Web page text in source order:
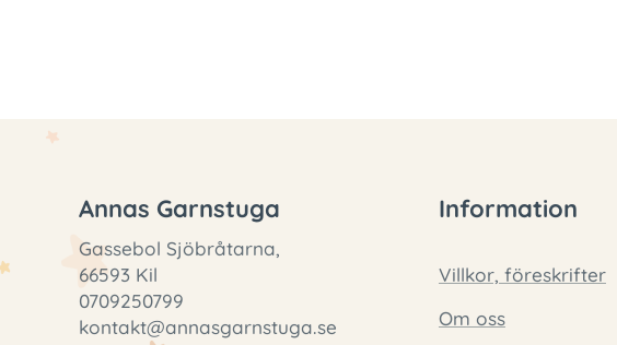
Annas Garnstuga
Gassebol Sjöbråtarna,
66593 Kil
0709250799
kontakt@annasgarnstuga.se
Information
Villkor, föreskrifter
Om oss